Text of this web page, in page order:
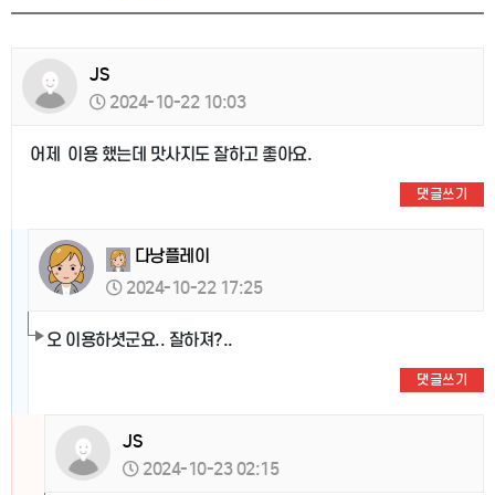
JS
2024-10-22 10:03
어제 이용 했는데 맛사지도 잘하고 좋아요.
댓글쓰기
다낭플레이
2024-10-22 17:25
오 이용하셧군요.. 잘하져?..
댓글쓰기
JS
2024-10-23 02:15